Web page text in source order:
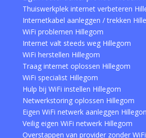
Thuiswerkplek internet verbeteren
Internetkabel aanleggen / trekken
WiFi problemen Hillegom
Internet valt steeds weg Hillegom
WiFi herstellen Hillegom
Traag internet oplossen Hillegom
WiFi specialist Hillegom
Hulp bij WiFi instellen Hillegom
Netwerkstoring oplossen Hillegom
Eigen WiFi netwerk aanleggen
Veilig eigen WiFi netwerk Hillegom
Overstappen van provider zonder